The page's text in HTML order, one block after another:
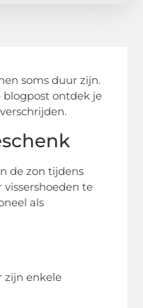
soms duur zijn.
ontdek je
de zon tijdens
vissershoeden te
als
zijn enkele